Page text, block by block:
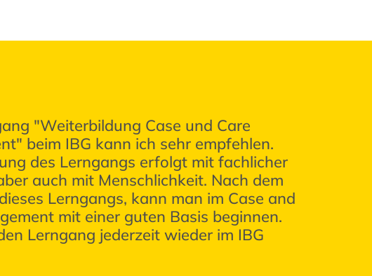
"Weiterbildung Case und Care
beim IBG kann ich sehr empfehlen.
des Lerngangs erfolgt mit fachlicher
auch mit Menschlichkeit. Nach dem
Lerngangs, kann man im Case and
mit einer guten Basis beginnen.
Lerngang jederzeit wieder im IBG